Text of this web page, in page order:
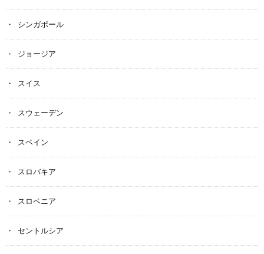
シンガポール
ジョージア
スイス
スウェーデン
スペイン
スロバキア
スロベニア
セントルシア